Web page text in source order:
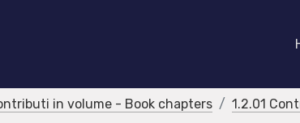
in volume - Book chapters 1.2.01